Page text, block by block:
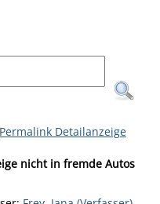
Permalink Detailanzeige
nicht in fremde Autos